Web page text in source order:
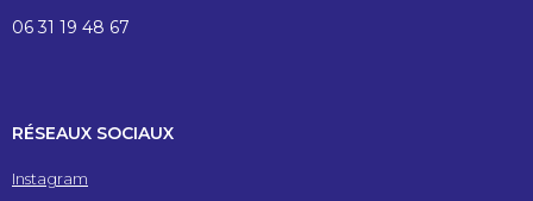
06 31 19 48 67
RÉSEAUX SOCIAUX
Instagram